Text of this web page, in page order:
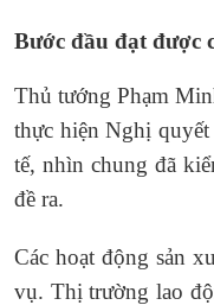
Bước đầu đạt được
Thủ tướng Phạm
thực hiện Nghị
tế, nhìn chung đã
đề ra.
Các hoạt động sản
vụ. Thị trường lao